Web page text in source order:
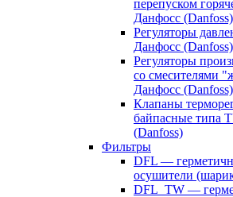
перепуском
Данфосс (Danfoss)
Регуляторы
Данфосс (Danfoss)
Регуляторы
со смесителями
Данфосс (Danfoss)
Клапаны
байпасные типа
(Danfoss)
Фильтры
DFL —
осушители
DFL_TW —